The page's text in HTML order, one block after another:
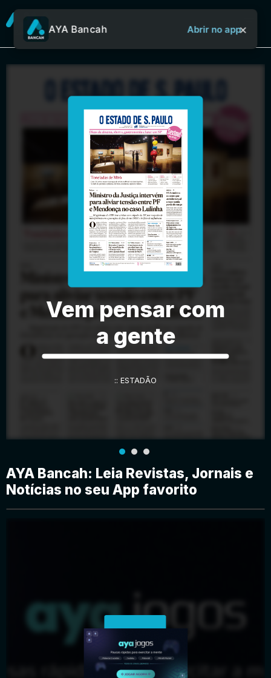
Início
Revistas
Jornais
Notícias
Entrar
AYA Bancah Abrir no app×
Vem pensar com
a gente
:: ESTADÃO
AYA Bancah: Leia Revistas, Jornais e
Notícias no seu App favorito